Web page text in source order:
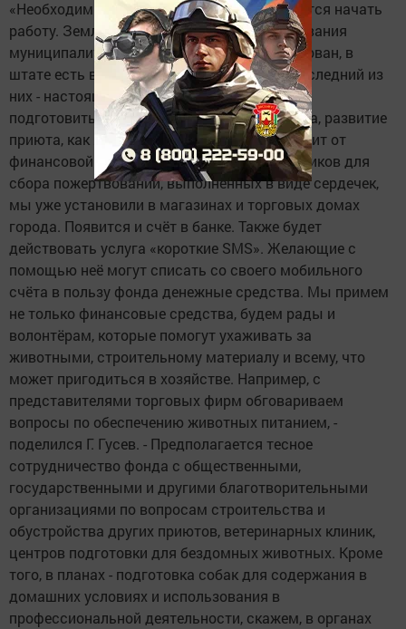
«Необходимые документы - на руках, остаётся начать
работу. Землю для безвозмездного пользования
муниципалитет выделил, участок сформирован, в
штате есть ветеринар и кинолог. Кстати, последний из
них - настоящий знаток своего дела, может
подготовить даже собак-поводырей. Правда, развитие
приюта, как я уже говорил, во многом зависит от
финансовой поддержки граждан. Часть ящиков для
сбора пожертвований, выполненных в виде сердечек,
мы уже установили в магазинах и торговых домах
города. Появится и счёт в банке. Также будет
действовать услуга «короткие SMS». Желающие с
помощью неё могут списать со своего мобильного
счёта в пользу фонда денежные средства. Мы примем
не только финансовые средства, будем рады и
волонтёрам, которые помогут ухаживать за
животными, строительному материалу и всему, что
может пригодиться в хозяйстве. Например, с
представителями торговых фирм обговариваем
вопросы по обеспечению животных питанием, -
поделился Г. Гусев. - Предполагается тесное
сотрудничество фонда с общественными,
государственными и другими благотворительными
организациями по вопросам строительства и
обустройства других приютов, ветеринарных клиник,
центров подготовки для бездомных животных. Кроме
того, в планах - подготовка собак для содержания в
домашних условиях и использования в
профессиональной деятельности, скажем, в органах